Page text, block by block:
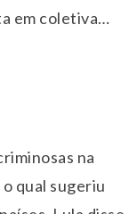
em coletiva…
na
qual sugeriu